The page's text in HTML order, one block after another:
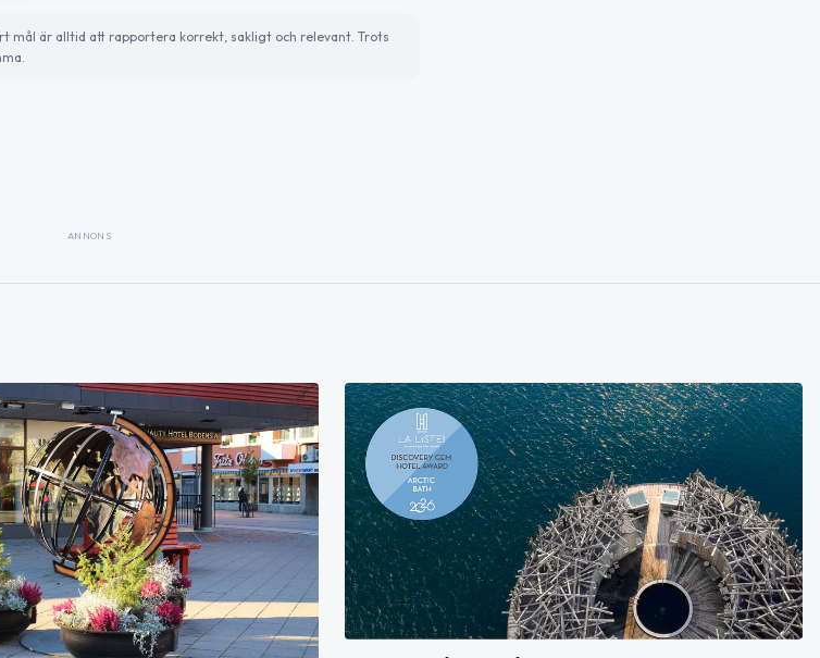
mål är alltid att rapportera korrekt, sakligt och relevant. Trots
ANNONS